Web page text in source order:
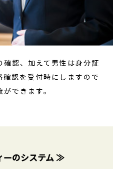
認、加えて男性は身分証
認を受付時にしますので
できます。
ーのシステム ≫